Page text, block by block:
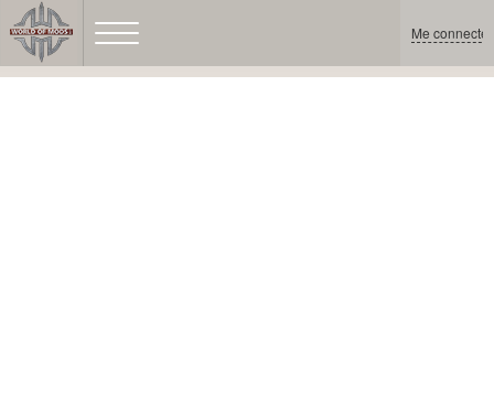
Me connecter